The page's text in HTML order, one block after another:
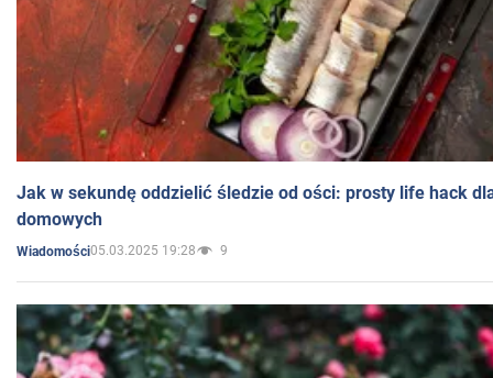
Jak w sekundę oddzielić śledzie od ości: prosty life hack
domowych
Wiadomości05.03.2025 19:28 9